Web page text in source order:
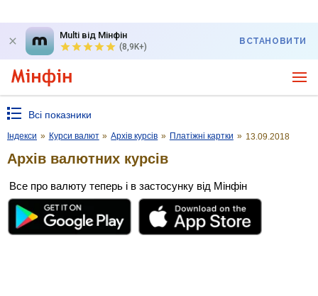
Multi від Мінфін
(8,9K+)
ВСТАНОВИТИ
Всі показники
Індекси » Курси валют » Архів курсів » Платіжні картки » 13.09.2018
Архів валютних курсів
Все про валюту теперь і в застосунку від Мінфін